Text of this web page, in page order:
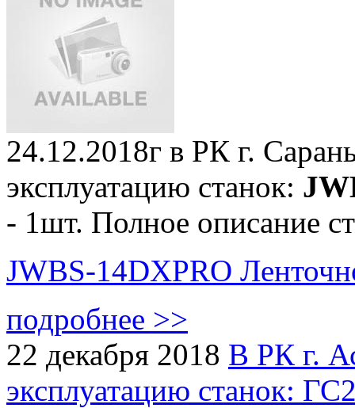
24.12.2018г в РК г.
эксплуатацию станок:
- 1шт. Полное описание
JWBS-14DXPRO
подробнее >>
22 декабря 2018 В РК г.
эксплуатацию станок: